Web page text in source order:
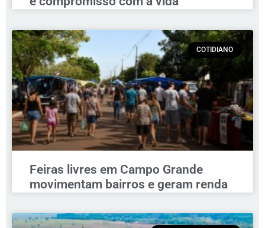
COTIDIANO
Feiras livres em Campo Grande
movimentam bairros e geram renda